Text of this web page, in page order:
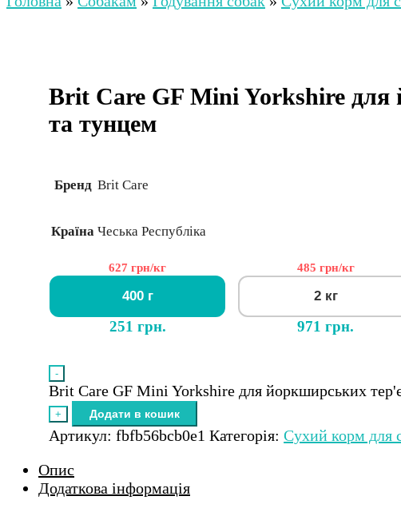
Brit Care GF Mini Yorkshire для
та тунцем
Бренд Brit Care
Країна Чеська Республіка
627 грн/кг
400 г
251 грн.
485 грн/кг
2 кг
971 грн.
-
Brit Care GF Mini Yorkshire для йоркширських
+ Додати в кошик
Артикул:fbfb56bcb0e1 Категорія:Сухий корм для
Опис
Додаткова інформація